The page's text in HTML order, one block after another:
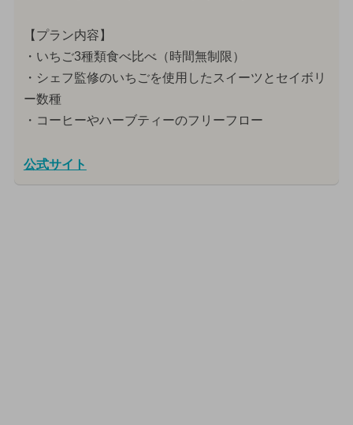
【プラン内容】
・いちご3種類食べ比べ（時間無制限）
・シェフ監修のいちごを使用したスイーツとセイボリ
ー数種
・コーヒーやハーブティーのフリーフロー
公式サイト